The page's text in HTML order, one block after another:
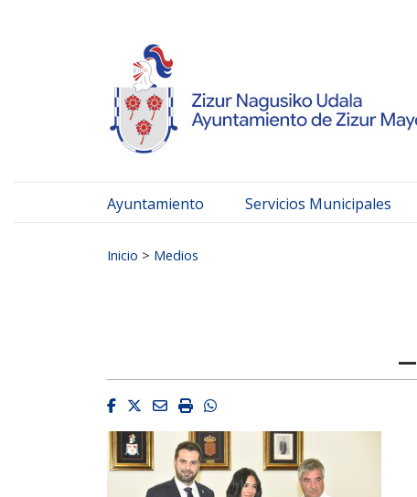
Ayuntamiento Servicios Municipales
Inicio > Medios
Facebook
Twitter
EmailImprimirWhatsapp